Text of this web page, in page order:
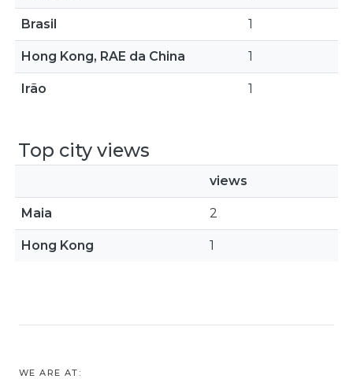
Brasil 1
Hong Kong, RAE da China 1
Irão 1
Top city views
views
Maia 2
Hong Kong 1
WE ARE AT: